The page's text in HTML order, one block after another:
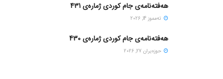
هەفتەنامەی جام کوردی ژمارەی 431
ته‌مموز 14, 2026
هەفتەنامەی جام کوردی ژمارەی 430
حوزه‌یران 27, 2026